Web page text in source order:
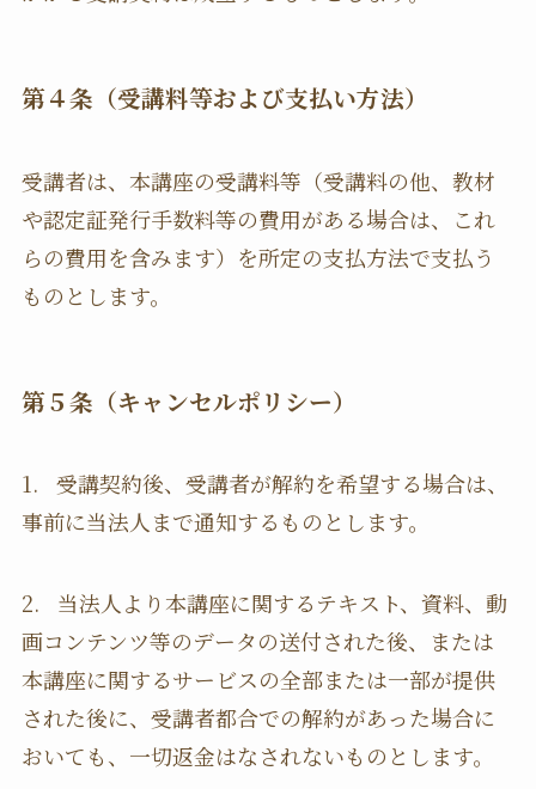
第４条（受講料等および支払い方法）
受講者は、本講座の受講料等（受講料の他、教材
や認定証発行手数料等の費用がある場合は、これ
らの費用を含みます）を所定の支払方法で支払う
ものとします。
第５条（キャンセルポリシー）
1. 受講契約後、受講者が解約を希望する場合は、
事前に当法人まで通知するものとします。
2. 当法人より本講座に関するテキスト、資料、動
画コンテンツ等のデータの送付された後、または
本講座に関するサービスの全部または一部が提供
された後に、受講者都合での解約があった場合に
おいても、一切返金はなされないものとします。